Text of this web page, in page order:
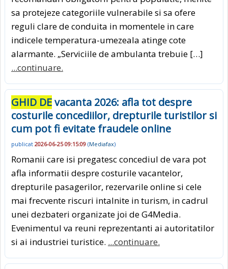
sa protejeze categoriile vulnerabile si sa ofere
reguli clare de conduita in momentele in care
indicele temperatura-umezeala atinge cote
alarmante. „Serviciile de ambulanta trebuie […]
...continuare.
GHID DEvacanta 2026: afla tot despre
costurile concediilor, drepturile turistilor si
cum pot fi evitate fraudele online
publicat 2026-06-25 09:15:09 (Mediafax)
Romanii care isi pregatesc concediul de vara pot
afla informatii despre costurile vacantelor,
drepturile pasagerilor, rezervarile online si cele
mai frecvente riscuri intalnite in turism, in cadrul
unei dezbateri organizate joi de G4Media.
Evenimentul va reuni reprezentanti ai autoritatilor
si ai industriei turistice. ...continuare.